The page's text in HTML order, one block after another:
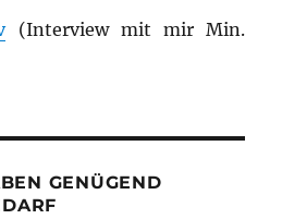
(Interview mit mir Min.
GENÜGEND